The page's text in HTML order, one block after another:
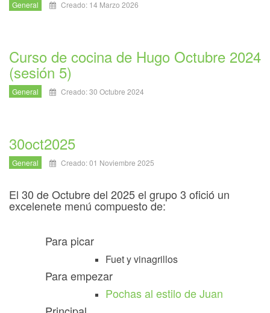
General Creado: 14 Marzo 2026
Curso de cocina de Hugo Octubre 2024
(sesión 5)
General Creado: 30 Octubre 2024
30oct2025
General Creado: 01 Noviembre 2025
El 30 de Octubre del 2025 el grupo 3 ofició un
excelenete menú compuesto de:
Para picar
Fuet y vinagrillos
Para empezar
Pochas al estilo de Juan